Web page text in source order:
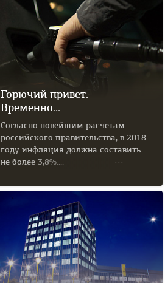
Горючий привет.
Временно...
Согласно новейшим расчетам
российского правительства, в 2018
году инфляция должна составить
не более 3,8%....